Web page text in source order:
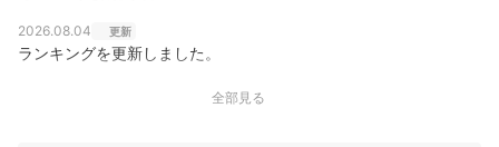
2026.08.04 更新
ランキングを更新しました。
全部見る